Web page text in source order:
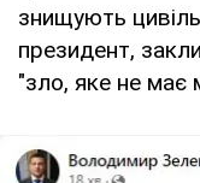
знищують
президент,
"зло, яке не має